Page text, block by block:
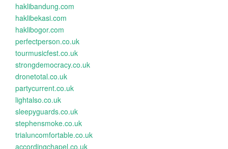
haklibandung.com
haklibekasi.com
haklibogor.com
perfectperson.co.uk
tourmusicfest.co.uk
strongdemocracy.co.uk
dronetotal.co.uk
partycurrent.co.uk
lightalso.co.uk
sleepyguards.co.uk
stephensmoke.co.uk
trialuncomfortable.co.uk
accordingchapel.co.uk